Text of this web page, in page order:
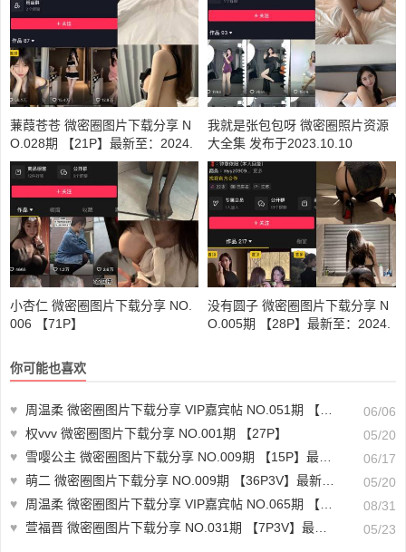
蒹葭苍苍 微密圈图片下载分享 N
O.028期 【21P】最新至：2024.
8.5
我就是张包包呀 微密圈照片资源
大全集 发布于2023.10.10
小杏仁 微密圈图片下载分享 NO.
006 【71P】
没有圆子 微密圈图片下载分享 N
O.005期 【28P】最新至：2024.
你可能也喜欢
♥ 周温柔 微密圈图片下载分享 VIP嘉宾帖 NO.051期 【15P】最新至：2024.6.6
06/06
♥ 权vvv 微密圈图片下载分享 NO.001期 【27P】
05/20
♥
雪嘤公主 微密圈图片下载分享 NO.009期 【15P】最新至：2025.2.3
06/17
♥ 萌二 微密圈图片下载分享 NO.009期 【36P3V】最新至：2024.5.16
05/20
♥
周温柔 微密圈图片下载分享 VIP嘉宾帖 NO.065期 【17P】最新至：2024.8.26
08/31
♥ 萱福晋 微密圈图片下载分享 NO.031期 【7P3V】最新至：2024.3.23 05/23